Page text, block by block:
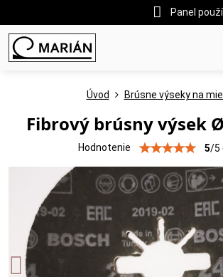
Panel
Úvod Brúsne výseky na
Fibrový brúsny výsek
Hodnotenie 5/5